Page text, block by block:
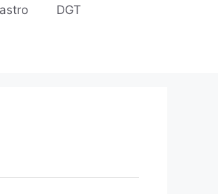
DGT